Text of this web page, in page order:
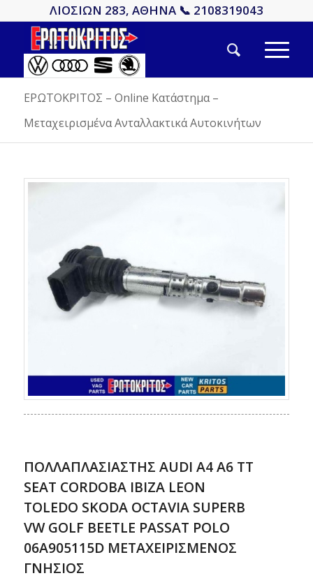
ΛΙΟΣΙΩΝ 283, ΑΘΗΝΑ 📞 2108319043
ΕΡΩΤΟΚΡΙΤΟΣ – Online Κατάστημα –
Μεταχειρισμένα Ανταλλακτικά Αυτοκινήτων
ΠΟΛΛΑΠΛΑΣΙΑΣΤΗΣ AUDI A4 A6 TT
SEAT CORDOBA IBIZA LEON
TOLEDO SKODA OCTAVIA SUPERB
VW GOLF BEETLE PASSAT POLO
06A905115D ΜΕΤΑΧΕΙΡΙΣΜΕΝΟΣ
ΓΝΗΣΙΟΣ